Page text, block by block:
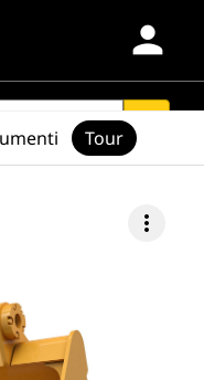
person
search
more_vert
Tour